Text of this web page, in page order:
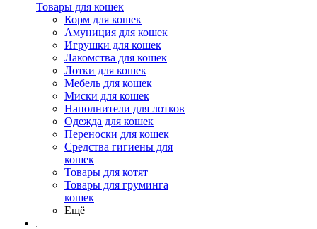
Товары для кошек
Корм для кошек
Амуниция для кошек
Игрушки для кошек
Лакомства для кошек
Лотки для кошек
Мебель для кошек
Миски для кошек
Наполнители для лотков
Одежда для кошек
Переноски для кошек
Средства гигиены для
кошек
Товары для котят
Товары для груминга
кошек
Ещё